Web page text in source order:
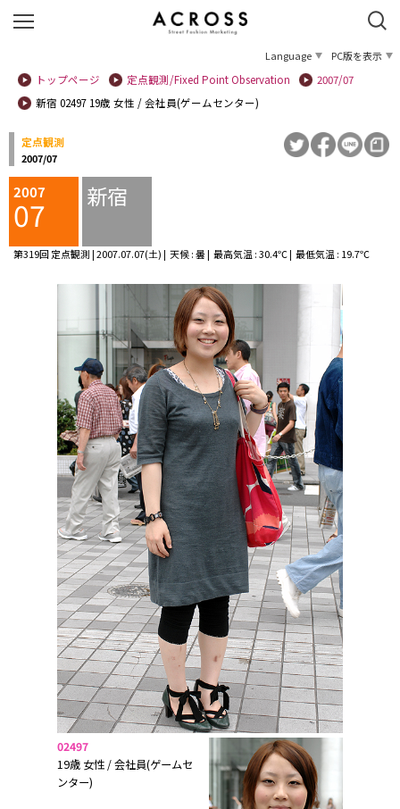
Language
PC版を表示
トップページ
定点観測/Fixed Point Observation
2007/07
新宿 02497 19歳 女性 / 会社員(ゲームセンター)
定点観測
2007/07
2007
07 新宿
第319回 定点観測 | 2007.07.07(土) | 天候 : 曇 | 最高気温 : 30.4℃ | 最低気温 : 19.7℃
02497
19歳 女性 / 会社員(ゲームセ
ンター)